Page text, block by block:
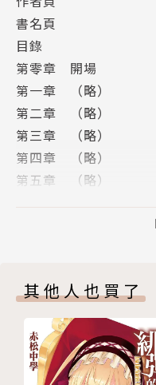
基礎重新推出中文版。
✦比照原書七本，原汁
100%。
✧收錄文庫版作者後記。
✦人氣繪者take 繪製全
書名頁
目錄
第零章 開場
第一章 （略）
第二章 （略）
第三章 （略）
第四章 （略）
第五章 （略）
後記
版權頁
封底
其他人也買了